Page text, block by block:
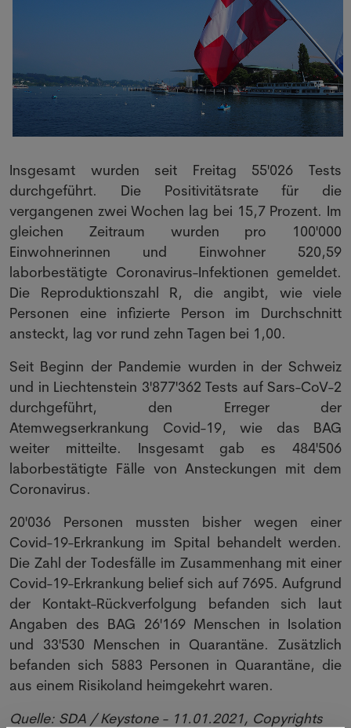
Insgesamt wurden seit Freitag 55'026 Tests
durchgeführt. Die Positivitätsrate für die
vergangenen zwei Wochen lag bei 15,7 Prozent. Im
gleichen Zeitraum wurden pro 100'000
Einwohnerinnen und Einwohner 520,59
laborbestätigte Coronavirus-Infektionen gemeldet.
Die Reproduktionszahl R, die angibt, wie viele
Personen eine infizierte Person im Durchschnitt
ansteckt, lag vor rund zehn Tagen bei 1,00.
Seit Beginn der Pandemie wurden in der Schweiz
und in Liechtenstein 3'877'362 Tests auf Sars-CoV-2
durchgeführt, den Erreger der
Atemwegserkrankung Covid-19, wie das BAG
weiter mitteilte. Insgesamt gab es 484'506
laborbestätigte Fälle von Ansteckungen mit dem
Coronavirus.
20'036 Personen mussten bisher wegen einer
Covid-19-Erkrankung im Spital behandelt werden.
Die Zahl der Todesfälle im Zusammenhang mit einer
Covid-19-Erkrankung belief sich auf 7695. Aufgrund
der Kontakt-Rückverfolgung befanden sich laut
Angaben des BAG 26'169 Menschen in Isolation
und 33'530 Menschen in Quarantäne. Zusätzlich
befanden sich 5883 Personen in Quarantäne, die
aus einem Risikoland heimgekehrt waren.
Quelle: SDA / Keystone - 11.01.2021, Copyrights